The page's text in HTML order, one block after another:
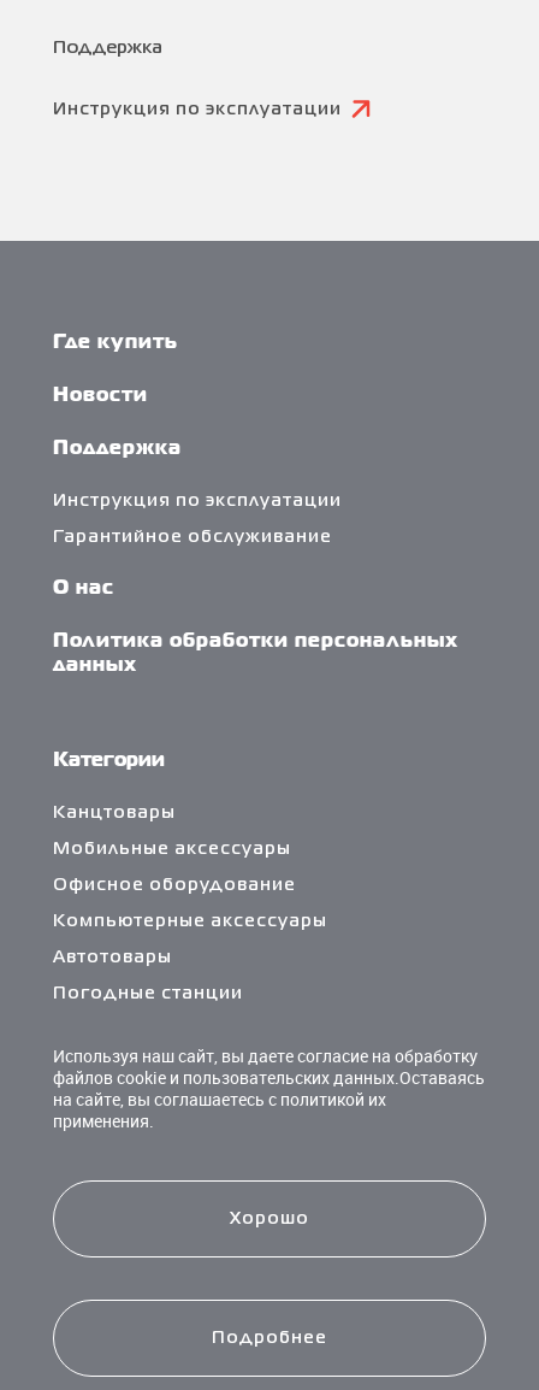
Поддержка
Инструкция по эксплуатации
Где купить
Новости
Поддержка
Инструкция по эксплуатации
Гарантийное обслуживание
О нас
Политика обработки персональных
данных
Категории
Канцтовары
Мобильные аксессуары
Офисное оборудование
Компьютерные аксессуары
Автотовары
Погодные станции
Кабели и переходники
Чистящие средства
Используя наш сайт, вы даете согласие на обработку
файлов cookie и пользовательских данных.Оставаясь
на сайте, вы соглашаетесь с политикой их
применения.
Хорошо
Подробнее